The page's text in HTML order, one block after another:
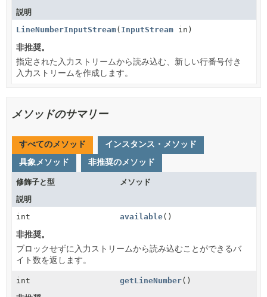
説明
LineNumberInputStream( InputStream in)
非推奨。
指定された入力ストリームから読み込む、新しい行番号付き
入力ストリームを作成します。
メソッドのサマリー
すべてのメソッド
インスタンス・メソッド
具象メソッド
非推奨のメソッド
修飾子と型
メソッド
説明
int
available()
非推奨。
ブロックせずに入力ストリームから読み込むことができるバ
イト数を返します。
int getLineNumber()